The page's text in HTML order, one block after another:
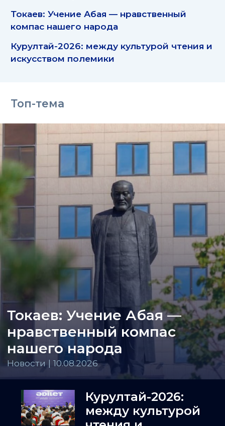
Токаев: Учение Абая — нравственный
компас нашего народа
Курултай-2026: между культурой чтения и
искусством полемики
Топ-тема
Токаев: Учение Абая —
нравственный компас
нашего народа
Новости | 10.08.2026
Курултай-2026:
между культурой